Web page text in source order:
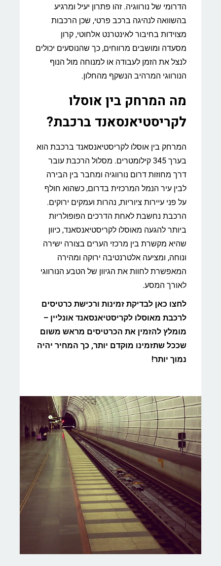
הדרומי של נורווגיה. זהו פתרון יעיל ומרגיע
בהשוואה לנהיגה ברכב פרטי, שכן הרכבות
מצוידות בחיבור לאינטרנט אלחוטי, קרון
מסעדה ומושבים מרווחים, כך שהנוסעים יכולים
לנצל את הזמן לעבודה או למנוחה מול הנוף
הנורווגי המרהיב הנשקף מהחלון.
מה המרחק בין אוסלו
לקריסטיאנסאנד ברכבת?
המרחק בין אוסלו לקריסטיאנסאנד ברכבת הוא
בערך 345 קילומטרים. מסלול הרכבת עובר
דרך מחוזות דרום נורווגיה ומחבר בין הבירה
לבין עיר הנמל המרכזית בדרום, כשהוא חולף
על פני עיירות ציוריות, נהרות ועמקים ירוקים.
הרכבת נחשבת לאחת הדרכים הפופולריות
ביותר להגעה מאוסלו לקריסטיאנסאנד, כיוון
שהיא מקשרת בין מרכזי הערים בצורה ישירה
ונוחה, ומציעה אלטרנטיבה ירוקה ומהירה
המאפשרת לחוות את הגיוון של הטבע הנורווגי
לאורך המסע.
לחצו כאן לבדיקת זמינות ורכישת כרטיסים
לרכבת מאוסלו לקריסטיאנסאנד אונליין –
מומלץ להזמין את הכרטיסים מראש משום
שככל שתזמינו מוקדם יותר, כך המחיר יהיה
נמוך יותר!